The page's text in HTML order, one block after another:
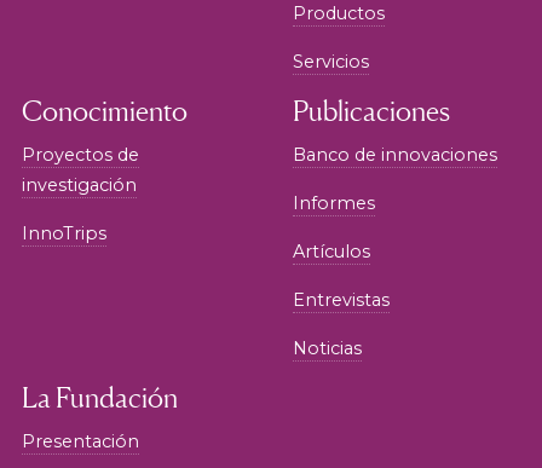
Productos
Servicios
Conocimiento
Proyectos de
investigación
InnoTrips
Publicaciones
Banco de innovaciones
Informes
Artículos
Entrevistas
Noticias
La Fundación
Presentación